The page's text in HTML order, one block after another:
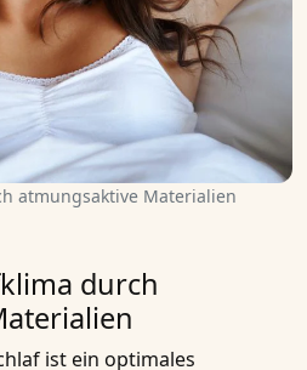
atmungsaktive Materialien
durch
ist ein optimales